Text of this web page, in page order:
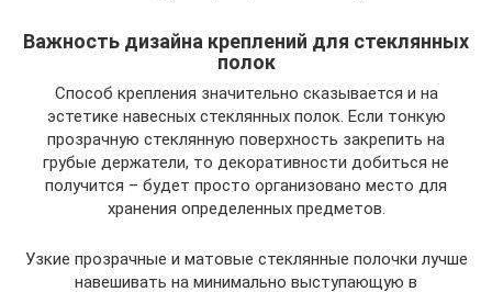
Важность дизайна креплений для стеклянных
полок
Способ крепления значительно сказывается и на
эстетике навесных стеклянных полок. Если тонкую
прозрачную стеклянную поверхность закрепить на
грубые держатели, то декоративности добиться не
получится – будет просто организовано место для
хранения определенных предметов.
Узкие прозрачные и матовые стеклянные полочки лучше
навешивать на минимально выступающую в